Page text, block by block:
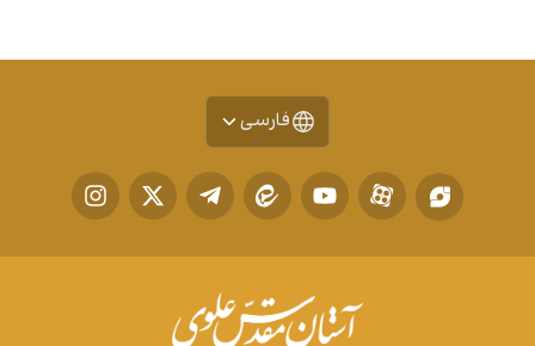
فارسی